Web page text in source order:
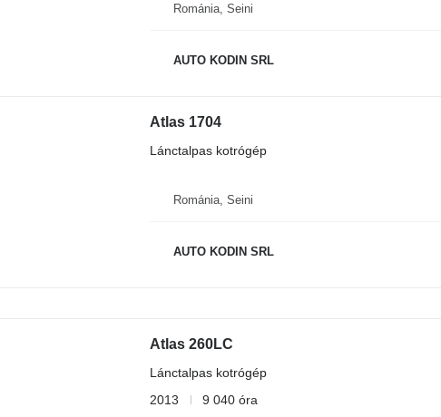
Románia, Seini
AUTO KODIN SRL
Atlas 1704
Lánctalpas kotrógép
Románia, Seini
AUTO KODIN SRL
Atlas 260LC
Lánctalpas kotrógép
2013
9 040 óra